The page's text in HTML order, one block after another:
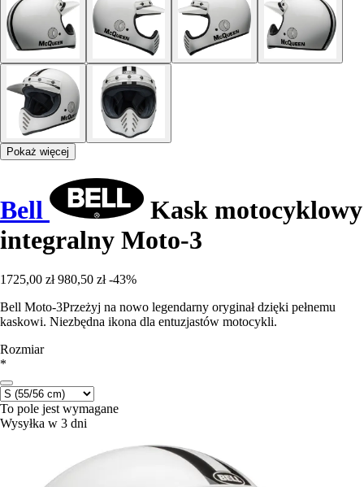
Pokaż więcej
Bell
Kask motocyklowy
integralny Moto-3
1725,00 zł 980,50 zł -43%
Bell Moto-3Przeżyj na nowo legendarny oryginał dzięki pełnemu
kaskowi. Niezbędna ikona dla entuzjastów motocykli.
Rozmiar
*
To pole jest wymagane
Wysyłka w 3 dni